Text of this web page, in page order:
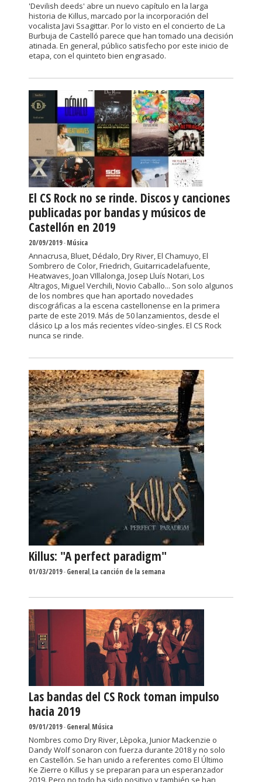
'Devilish deeds' abre un nuevo capítulo en la larga
historia de Killus, marcado por la incorporación del
vocalista Javi Ssagittar. Por lo visto en el concierto de La
Burbuja de Castelló parece que han tomado una decisión
atinada. En general, público satisfecho por este inicio de
etapa, con el quinteto bien engrasado.
El CS Rock no se rinde. Discos y canciones
publicadas por bandas y músicos de
Castellón en 2019
20/09/2019-Música
Annacrusa, Bluet, Dédalo, Dry River, El Chamuyo, El
Sombrero de Color, Friedrich, Guitarricadelafuente,
Heatwaves, Joan VIllalonga, Josep Lluís Notari, Los
Altragos, Miguel Verchili, Novio Caballo... Son solo algunos
de los nombres que han aportado novedades
discográficas a la escena castellonense en la primera
parte de este 2019. Más de 50 lanzamientos, desde el
clásico Lp a los más recientes vídeo-singles. El CS Rock
nunca se rinde.
Killus: "A perfect paradigm"
01/03/2019-General,La canción de la semana
Las bandas del CS Rock toman impulso
hacia 2019
09/01/2019-General,Música
Nombres como Dry River, Lèpoka, Junior Mackenzie o
Dandy Wolf sonaron con fuerza durante 2018 y no solo
en Castellón. Se han unido a referentes como El Último
Ke Zierre o Killus y se preparan para un esperanzador
2019. Pero no todo ha sido positivo y también se han